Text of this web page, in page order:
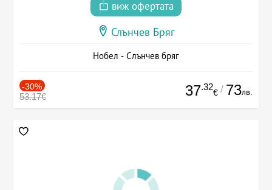
виж офертата
Слънчев Бряг
Нобел - Слънчев бряг
-30%
53.17€ 37.32
€ / 73лв.